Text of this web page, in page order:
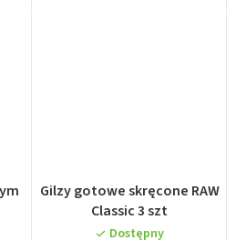
Gilzy gotowe skręcone RAW
Classic 3 szt
Dostępny